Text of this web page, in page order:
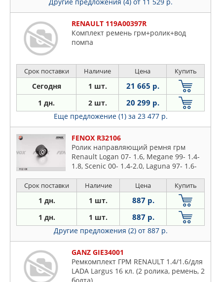
RENAULT 119A00397R
Комплект ремень грм+ролик+вод
помпа
Срок поставки Наличие Цена Купить
Сегодня 1 шт. 21 665 р.
1 дн. 2 шт. 20 299 р.
Еще предложение (1) за 23 477 р.
FENOX R32106
Ролик направляющий ремня грм
Renault Logan 07- 1.6, Megane 99- 1.4-
1.8, Scenic 00- 1.4-2.0, Laguna 97- 1.6-
Срок поставки Наличие Цена Купить
1 дн. 1 шт. 887 р.
1 дн. 1 шт. 887 р.
Другие предложения (2) от 887 р.
GANZ GIE34001
Ремкомплект ГРМ RENAULT 1.4/1.6/для
LADA Largus 16 кл. (2 ролика, ремень, 2
болта)